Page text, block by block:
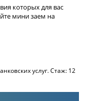
которых для вас
мини заем на
услуг. Стаж: 12